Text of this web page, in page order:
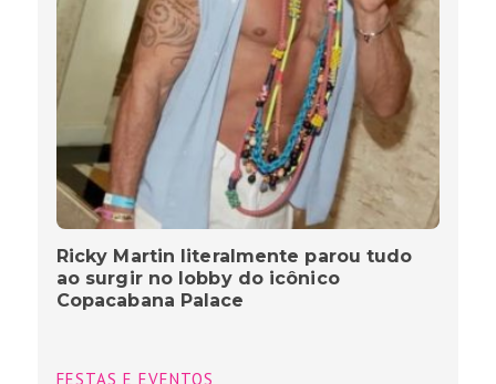
Ricky Martin literalmente parou tudo
ao surgir no lobby do icônico
Copacabana Palace
FESTAS E EVENTOS